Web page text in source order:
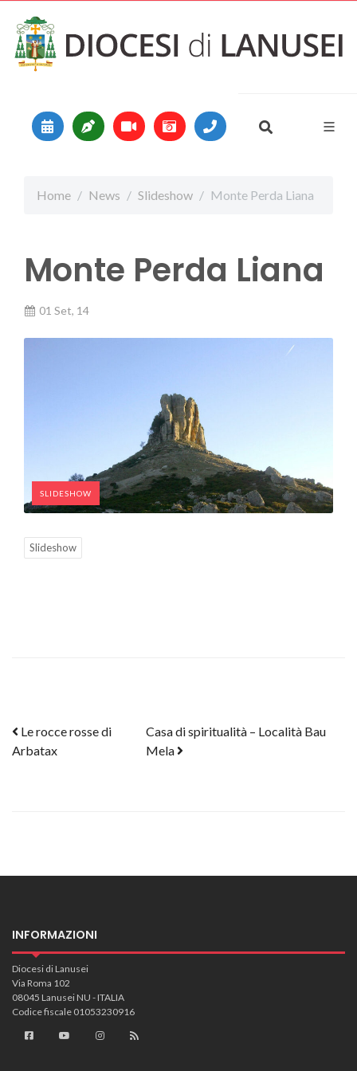
Main Navigation
Home News Slideshow Monte Perda Liana
Monte Perda Liana
01 Set, 14
SLIDESHOW
Slideshow
Post navigation
Le rocce rosse di
Arbatax
Casa di spiritualità – Località Bau
Mela
INFORMAZIONI
Diocesi di Lanusei
Via Roma 102
08045 Lanusei NU - ITALIA
Codice fiscale 01053230916